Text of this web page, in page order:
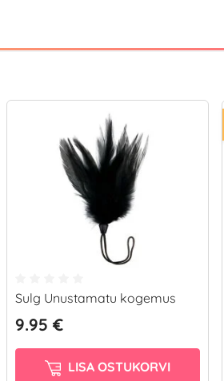
Sulg Unustamatu kogemus
9.95 €
LISA OSTUKORVI